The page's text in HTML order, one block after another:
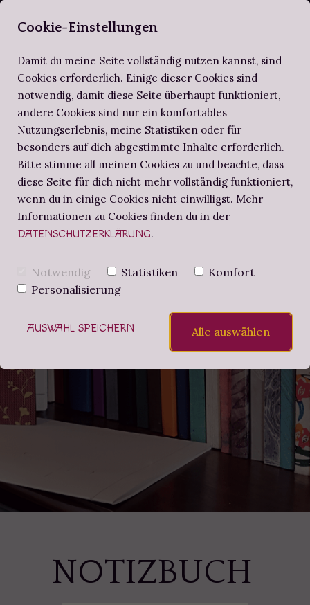
ZIRKEL DER SELBERBUCHBINDER
BUCHBINDEN-WORKSHOPS
BUCHBINDERS BRIEFE
SCHRITT FÜR SCHRITT
BUCHBINDE-PROJEKTE
ALTES WISSEN
NOTIZBUCH
NOTIZBUCH
Cookie-Einstellungen
Damit du meine Seite vollständig nutzen kannst, sind
Cookies erforderlich. Einige dieser Cookies sind
notwendig, damit diese Seite überhaupt funktioniert,
andere Cookies sind nur ein komfortables
Nutzungserlebnis, meine Statistiken oder für
besonders auf dich abgestimmte Inhalte erforderlich.
Bitte stimme all meinen Cookies zu und beachte, dass
diese Seite für dich nicht mehr vollständig funktioniert,
wenn du in einige Cookies nicht einwilligst. Mehr
Informationen zu Cookies finden du in der
DATENSCHUTZERKLÄRUNG.
Notwendig Statistiken
Komfort
Personalisierung
AUSWAHL SPEICHERN Alle auswählen